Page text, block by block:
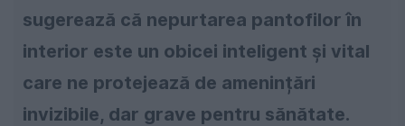
sugerează că nepurtarea pantofilor în
interior este un obicei inteligent și vital
care ne protejează de amenințări
invizibile, dar grave pentru sănătate.